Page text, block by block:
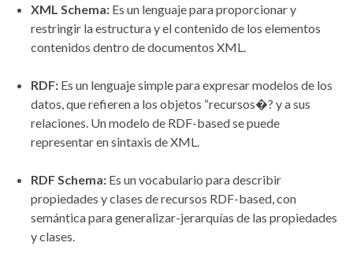
XML Schema: Es un lenguaje para proporcionar y
restringir la estructura y el contenido de los elementos
contenidos dentro de documentos XML.
RDF: Es un lenguaje simple para expresar modelos de los
datos, que refieren a los objetos “recursos�? y a sus
relaciones. Un modelo de RDF-based se puede
representar en sintaxis de XML.
RDF Schema: Es un vocabulario para describir
propiedades y clases de recursos RDF-based, con
semántica para generalizar-jerarquías de las propiedades
y clases.